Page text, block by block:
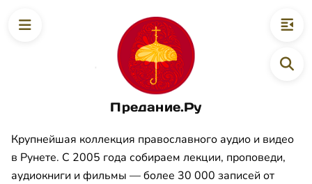
Предание.Ру
Крупнейшая коллекция православного аудио и видео
в Рунете. С 2005 года собираем лекции, проповеди,
аудиокниги и фильмы — более 30 000 записей от